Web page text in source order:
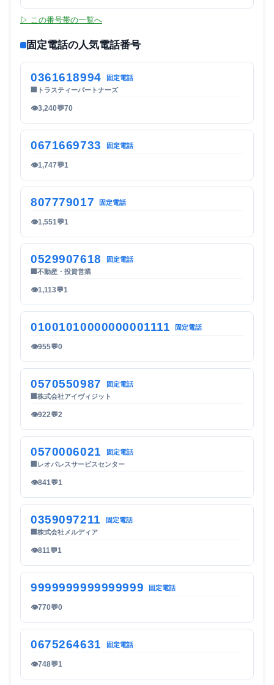
▷ この番号帯の一覧へ
固定電話の人気電話番号
0361618994
固定電話
トラスティーパートナーズ
👁3,240💬70
0671669733 固定電話
👁1,747💬1
807779017 固定電話
👁1,551💬1
0529907618
固定電話
不動産・投資営業
👁1,113💬1
01001010000000001111 固定電話
👁955💬0
0570550987
固定電話
株式会社アイヴィジット
👁922💬2
0570006021
固定電話
レオパレスサービスセンター
👁841💬1
0359097211
固定電話
株式会社メルディア
👁811💬1
9999999999999999 固定電話
👁770💬0
0675264631 固定電話
👁748💬1